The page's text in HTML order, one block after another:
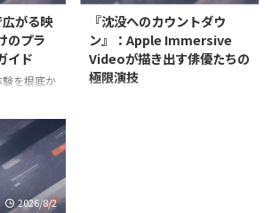
革する可能性を秘めています。そ
の
広がる映
のプラ
イド
を根底か
います。
、その高
、どこに
エンター
期的な製
『沈没へのカウントダウ
ン』：Apple Immersive
Videoが描き出す俳優たちの
極限演技
2026/8/2